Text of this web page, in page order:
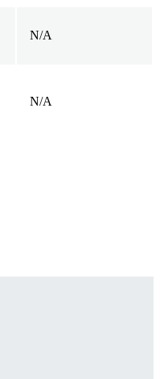
N/A
N/A